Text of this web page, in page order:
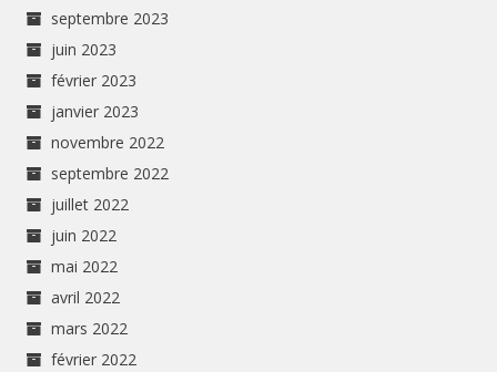
septembre 2023
juin 2023
février 2023
janvier 2023
novembre 2022
septembre 2022
juillet 2022
juin 2022
mai 2022
avril 2022
mars 2022
février 2022